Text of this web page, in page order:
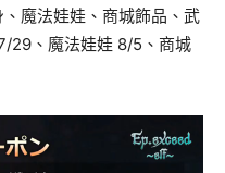
魔法娃娃、商城飾品、武
29、魔法娃娃 8/5、商城